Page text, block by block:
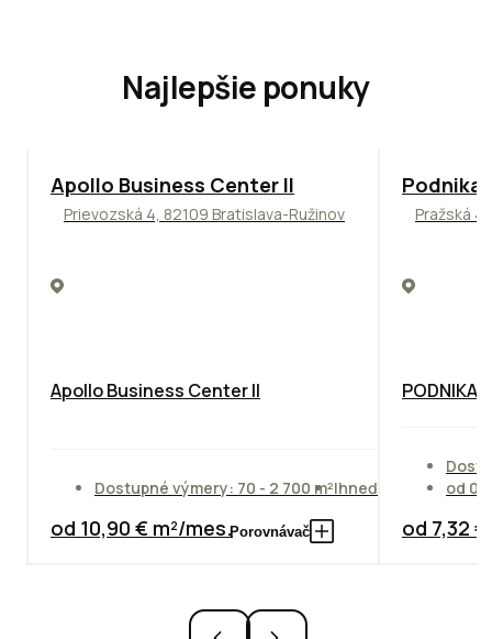
Najlepšie ponuky
TOP NOVINKA ODPORÚČAME
Apollo Business Center II
Prievozská 4, 82109 Bratislava-Ružinov
Apollo Business Center II
Dostupné výmery: 70 - 2 700 m²Ihneď
od 10,90 € m²/mes.Porovnávač
Pražská
od
od 7,32